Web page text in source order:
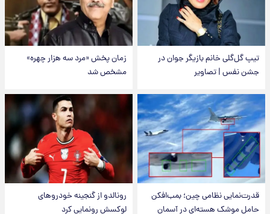
تیپ گل‌گلی خانم بازیگر جوان در
جشن نفس | تصاویر
زمان پخش «مرد سه هزار چهره»
مشخص شد
قدرت‌نمایی نظامی چین؛ بمب‌افکن
حامل موشک هسته‌ای در آسمان
رونالدو از گنجینه خودروهای
لوکسش رونمایی کرد